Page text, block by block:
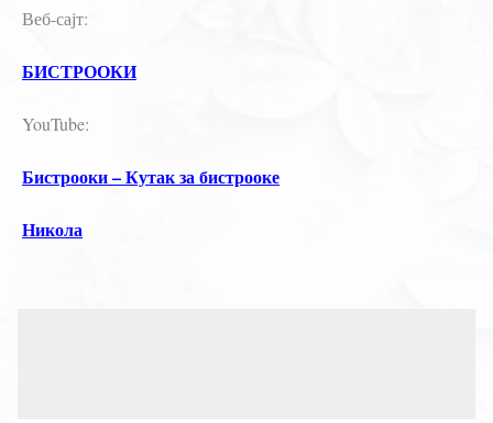
Веб-сајт:
БИСТРООКИ
YouTube:
Бистрооки – Кутак за бистрооке
Никола